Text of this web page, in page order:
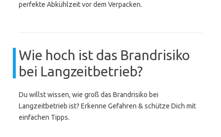
perfekte Abkühlzeit vor dem Verpacken.
Wie hoch ist das Brandrisiko
bei Langzeitbetrieb?
Du willst wissen, wie groß das Brandrisiko bei
Langzeitbetrieb ist? Erkenne Gefahren & schütze Dich mit
einfachen Tipps.